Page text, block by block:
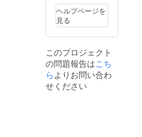
示：な
インは
多少変
る場合
があり
ます。
ヘルプページを
見る
このプロジェクト
の問題報告はこち
ら よりお問い合わ
せください